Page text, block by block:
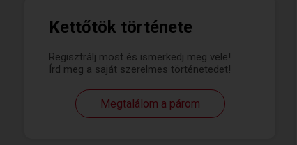
Kettőtök története
Regisztrálj most és ismerkedj meg vele!
Írd meg a saját szerelmes történetedet!
Megtalálom a párom